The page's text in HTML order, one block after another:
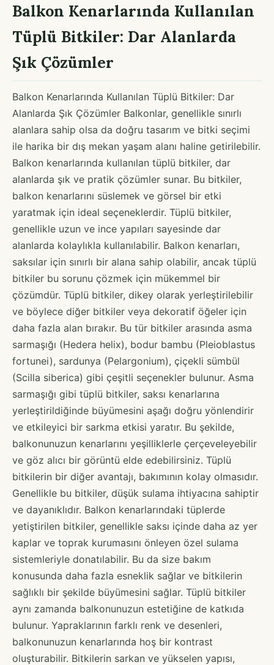
Balkon Kenarlarında Kullanılan
Tüplü Bitkiler: Dar Alanlarda
Şık Çözümler
Balkon Kenarlarında Kullanılan Tüplü Bitkiler: Dar
Alanlarda Şık Çözümler Balkonlar, genellikle sınırlı
alanlara sahip olsa da doğru tasarım ve bitki seçimi
ile harika bir dış mekan yaşam alanı haline getirilebilir.
Balkon kenarlarında kullanılan tüplü bitkiler, dar
alanlarda şık ve pratik çözümler sunar. Bu bitkiler,
balkon kenarlarını süslemek ve görsel bir etki
yaratmak için ideal seçeneklerdir. Tüplü bitkiler,
genellikle uzun ve ince yapıları sayesinde dar
alanlarda kolaylıkla kullanılabilir. Balkon kenarları,
saksılar için sınırlı bir alana sahip olabilir, ancak tüplü
bitkiler bu sorunu çözmek için mükemmel bir
çözümdür. Tüplü bitkiler, dikey olarak yerleştirilebilir
ve böylece diğer bitkiler veya dekoratif öğeler için
daha fazla alan bırakır. Bu tür bitkiler arasında asma
sarmaşığı (Hedera helix), bodur bambu (Pleioblastus
fortunei), sardunya (Pelargonium), çiçekli sümbül
(Scilla siberica) gibi çeşitli seçenekler bulunur. Asma
sarmaşığı gibi tüplü bitkiler, saksı kenarlarına
yerleştirildiğinde büyümesini aşağı doğru yönlendirir
ve etkileyici bir sarkma etkisi yaratır. Bu şekilde,
balkonunuzun kenarlarını yeşilliklerle çerçeveleyebilir
ve göz alıcı bir görüntü elde edebilirsiniz. Tüplü
bitkilerin bir diğer avantajı, bakımının kolay olmasıdır.
Genellikle bu bitkiler, düşük sulama ihtiyacına sahiptir
ve dayanıklıdır. Balkon kenarlarındaki tüplerde
yetiştirilen bitkiler, genellikle saksı içinde daha az yer
kaplar ve toprak kurumasını önleyen özel sulama
sistemleriyle donatılabilir. Bu da size bakım
konusunda daha fazla esneklik sağlar ve bitkilerin
sağlıklı bir şekilde büyümesini sağlar. Tüplü bitkiler
aynı zamanda balkonunuzun estetiğine de katkıda
bulunur. Yapraklarının farklı renk ve desenleri,
balkonunuzun kenarlarında hoş bir kontrast
oluşturabilir. Bitkilerin sarkan ve yükselen yapısı,